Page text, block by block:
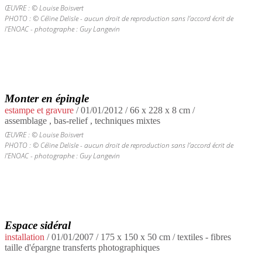
ŒUVRE : © Louise Boisvert
PHOTO : © Céline Delisle - aucun droit de reproduction sans l’accord écrit de
l’ENOAC - photographe : Guy Langevin
Monter en épingle
estampe et gravure /01/01/2012 / 66 x 228 x 8 cm /
assemblage , bas-relief , techniques mixtes
ŒUVRE : © Louise Boisvert
PHOTO : © Céline Delisle - aucun droit de reproduction sans l’accord écrit de
l’ENOAC - photographe : Guy Langevin
Espace sidéral
installation /01/01/2007 / 175 x 150 x 50 cm / textiles - fibres
taille d'épargne transferts photographiques